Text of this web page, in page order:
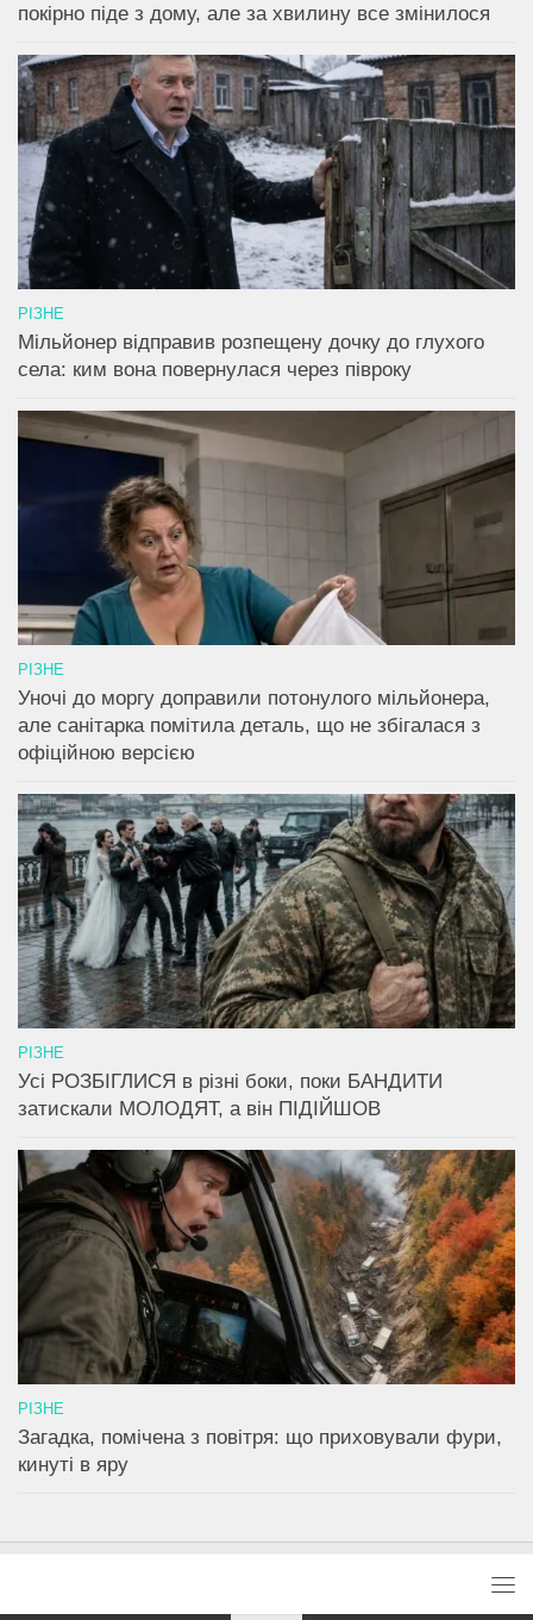
покірно піде з дому, але за хвилину все змінилося
РІЗНЕ
Мільйонер відправив розпещену дочку до глухого
села: ким вона повернулася через півроку
РІЗНЕ
Уночі до моргу доправили потонулого мільйонера,
але санітарка помітила деталь, що не збігалася з
офіційною версією
РІЗНЕ
Усі РОЗБІГЛИСЯ в різні боки, поки БАНДИТИ
затискали МОЛОДЯТ, а він ПІДІЙШОВ
РІЗНЕ
Загадка, помічена з повітря: що приховували фури,
кинуті в яру